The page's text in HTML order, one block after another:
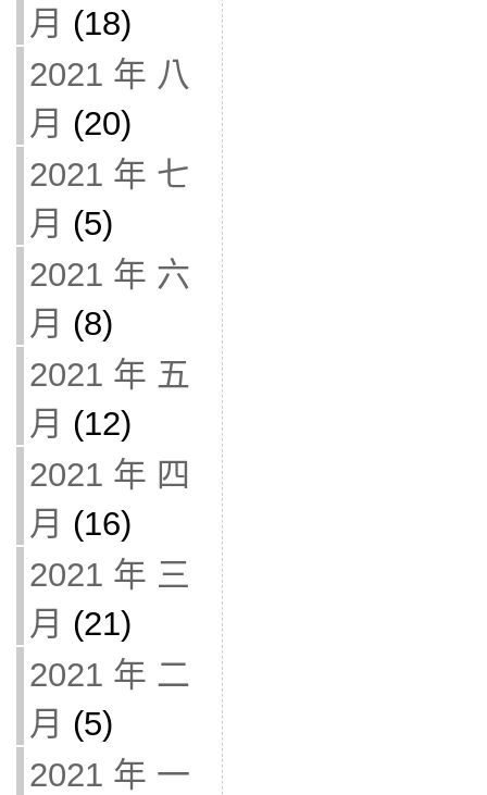
月 (18)
2021 年 八
月 (20)
2021 年 七
月 (5)
2021 年 六
月 (8)
2021 年 五
月 (12)
2021 年 四
月 (16)
2021 年 三
月 (21)
2021 年 二
月 (5)
2021 年 一